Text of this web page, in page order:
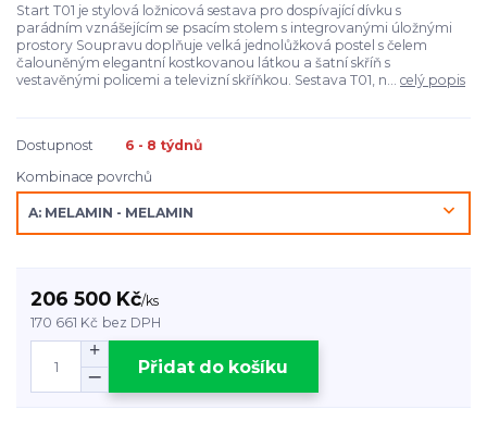
Start T01 je stylová ložnicová sestava pro dospívající dívku s
parádním vznášejícím se psacím stolem s integrovanými úložnými
prostory Soupravu doplňuje velká jednolůžková postel s čelem
čalouněným elegantní kostkovanou látkou a šatní skříň s
vestavěnými policemi a televizní skříňkou. Sestava T01, n... celý popis
Dostupnost
6 - 8 týdnů
Kombinace povrchů
206 500 Kč/ks
170 661 Kč bez DPH
Přidat do košíku